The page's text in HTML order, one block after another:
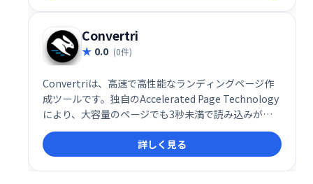
Convertri
0.0 (0件)
Convertriは、高速で高性能なランディングページ作
成ツールです。独自のAccelerated Page Technology
により、大容量のページでも3秒未満で読み込みが完
了。遅いページによるコンバージョンロスを解消し、
売上向上に貢献します。 一瞬の遅延も許さない、高速
でレスポンシブなランディングページで、あなたのビ
ジネスを加速させましょう。
詳しく見る